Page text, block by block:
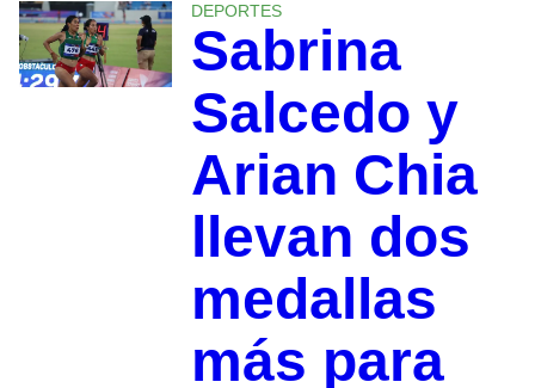
DEPORTES
Sabrina
Salcedo y
Arian Chia
llevan dos
medallas
más para